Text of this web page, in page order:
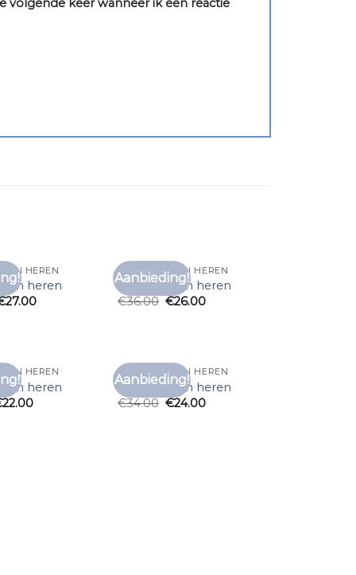
volgende keer wanneer ik een reactie
Toevoegen
aan
HEREN
heren
27.00
Aanbieding!
Toevoegen
aan
T SHIRT KOPEN HEREN
t shirt kopen heren
€36.00 €26.00
Toevoegen
aan
HEREN
heren
22.00
Aanbieding!
Toevoegen
aan
T SHIRT KOPEN HEREN
t shirt kopen heren
€34.00 €24.00